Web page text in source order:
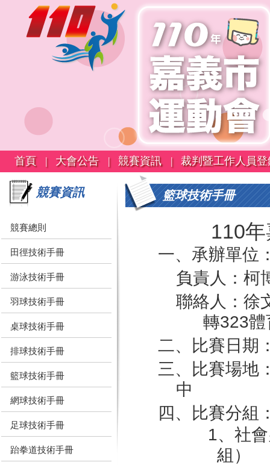
首頁 | 大會公告 | 競賽資訊 | 裁判暨工作人員
競賽資訊
競賽總則
田徑技術手冊
游泳技術手冊
羽球技術手冊
桌球技術手冊
排球技術手冊
籃球技術手冊
網球技術手冊
足球技術手冊
跆拳道技術手冊
籃球技術手冊
110
一、承辦單位
負責人：柯
聯絡人：徐
轉323體
二、比賽日期
三、比賽場地
中
四、比賽分組
1、社
組）